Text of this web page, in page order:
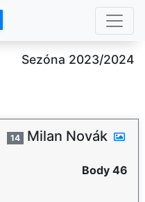
Sezóna 2023/2024
14 Milan Novák
Body 46